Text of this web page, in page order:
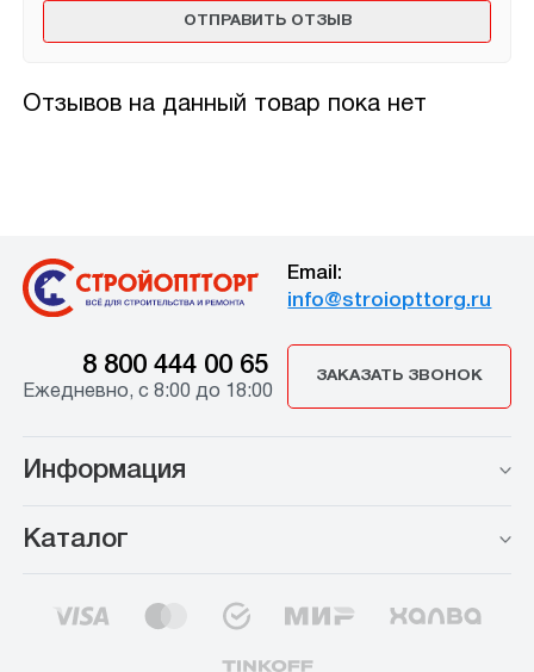
Отзывов на данный товар пока нет
Email:
info@stroiopttorg.ru
8 800 444 00 65
Ежедневно, с 8:00 до 18:00
ЗАКАЗАТЬ ЗВОНОК
Информация
Каталог